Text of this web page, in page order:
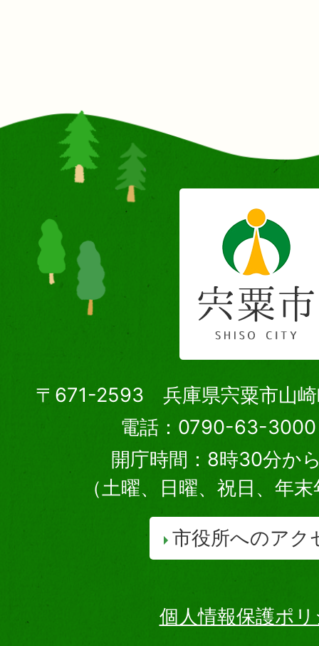
〒671-2593 兵庫県宍粟市山崎
電話：0790-63-3000
開庁時間：8時30分か
（土曜、日曜、祝日、年
市役所へのアク
個人情報保護ポ